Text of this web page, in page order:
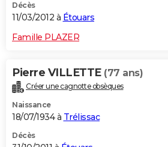
Décès
11/03/2012 à Étouars
Famille PLAZER
Pierre VILLETTE (77 ans)
Créer une cagnotte obsèques
Naissance
18/07/1934 à Trélissac
Décès